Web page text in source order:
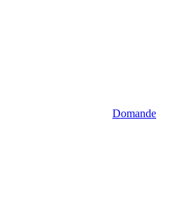
Domande